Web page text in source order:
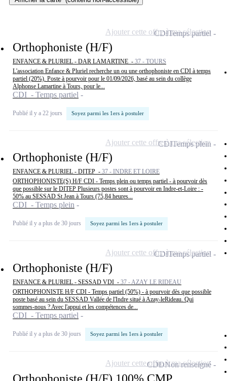
Orthophoniste (H/F)
ENFANCE & PLURIEL - DAR LAMARTINE - 37 - TOURS
L'association Enfance & Pluriel recherche un ou une orthophoniste en CDI à temps
partiel (20%). Poste à pourvoir pour le 01/09/2026, basé au sein du collège
Alphonse Lamartine à Tours, pour le...
CDI - Temps partiel
Publié il y a 22 jours Soyez parmi les 1ers à postuler
CDITemps partiel
Ajouter cette offre à ma sélection
Orthophoniste (H/F)
ENFANCE & PLURIEL - DITEP - 37 - INDRE ET LOIRE
ORTHOPHONISTE(S) H/F CDI - Temps plein ou temps partiel - à pourvoir dès
que possible sur le DITEP Plusieurs postes sont à pourvoir en Indre-et-Loire : -
50% au SESSAD St Jean à Tours (75,84 heures...
CDI - Temps plein
Publié il y a plus de 30 jours Soyez parmi les 1ers à postuler
CDITemps plein
Ajouter cette offre à ma sélection
Orthophoniste (H/F)
ENFANCE & PLURIEL - SESSAD VDI - 37 - AZAY LE RIDEAU
ORTHOPHONISTE H/F CDI - Temps partiel (50%) - à pourvoir dès que possible
poste basé au sein du SESSAD Vallée de l'Indre situé à Azay-leRideau. Qui
sommes-nous ? Avec l'appui et les compétences de...
CDI - Temps partiel
Publié il y a plus de 30 jours Soyez parmi les 1ers à postuler
CDITemps partiel
Ajouter cette offre à ma sélection
CDDNon renseigné
Ajouter cette offre à ma sélection